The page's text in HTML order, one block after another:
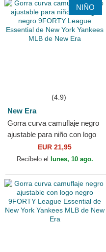
NIÑO
(4.9)
New Era
Gorra curva camuflaje negro
ajustable para niño con logo
negro 9FORTY League
Essential de New...
EUR 21,95
Recíbelo el lunes, 10 ago.